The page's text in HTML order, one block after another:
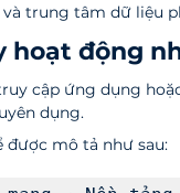
trung tâm dữ liệu
hoạt động
cập ứng dụng
dụng.
được mô tả như sau: